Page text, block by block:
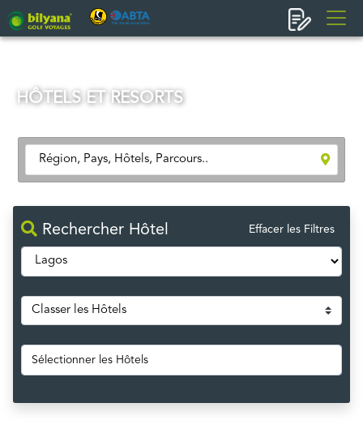
HÔTELS ET RESORTS
Rechercher Hôtel Effacer les Filtres